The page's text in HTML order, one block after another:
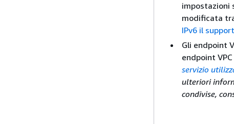
impostazioni
modificata
IPv6 il
Gli endpoint
endpoint
servizio
ulteriori
condivise,